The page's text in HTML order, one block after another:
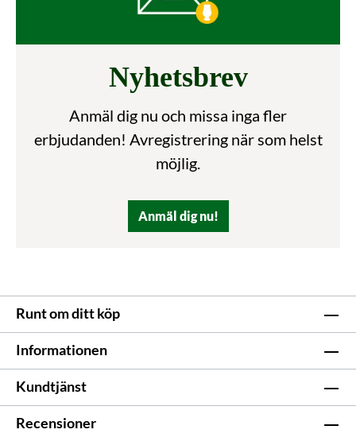
Nyhetsbrev
Anmäl dig nu och missa inga fler
erbjudanden! Avregistrering när som helst
möjlig.
Anmäl dig nu!
Runt om ditt köp
Informationen
Kundtjänst
Recensioner